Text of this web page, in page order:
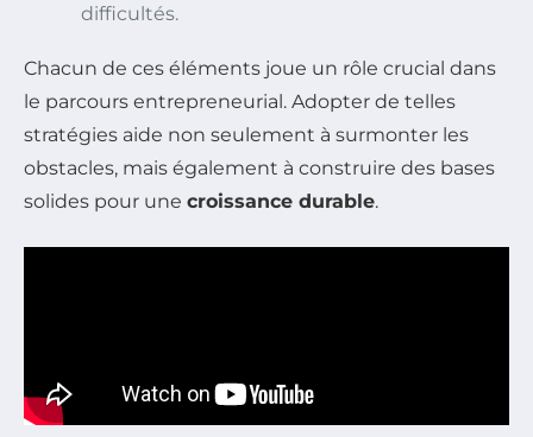
difficultés.
Chacun de ces éléments joue un rôle crucial dans
le parcours entrepreneurial. Adopter de telles
stratégies aide non seulement à surmonter les
obstacles, mais également à construire des bases
solides pour une croissance durable.